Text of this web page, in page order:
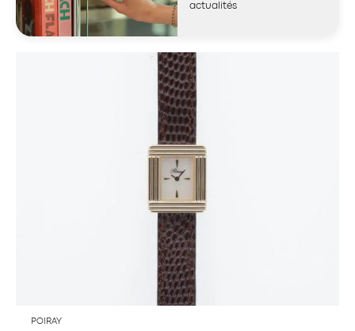
actualités
POIRAY